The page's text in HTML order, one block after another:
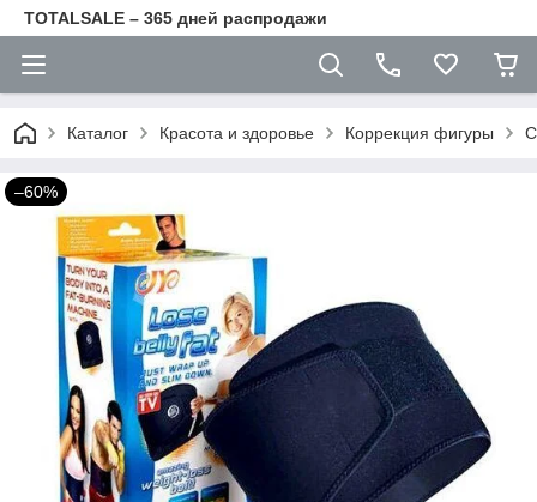
TOTALSALE – 365 дней распродажи
Каталог Красота и здоровье Коррекция фигуры
–60%